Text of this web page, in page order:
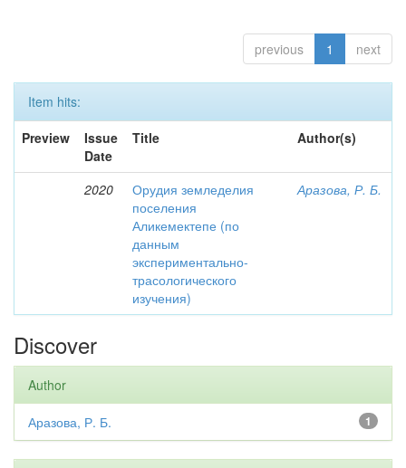
previous 1 next
Item hits:
Preview
Issue
Date
Title Author(s)
2020
Орудия земледелия
поселения
Аликемектепе (по
данным
экспериментально-
трасологического
изучения)
Аразова, Р. Б.
Discover
Author
1
Аразова, Р. Б.